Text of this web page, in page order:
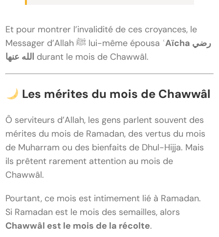
Et pour montrer l’invalidité de ces croyances, le
Messager d’Allah ﷺ lui-même épousa ʿAïcha رضي
الله عنها durant le mois de Chawwâl.
Les mérites du mois de Chawwâl
Ô serviteurs d’Allah, les gens parlent souvent des
mérites du mois de Ramadan, des vertus du mois
de Muharram ou des bienfaits de Dhul-Hijja. Mais
ils prêtent rarement attention au mois de
Chawwâl.
Pourtant, ce mois est intimement lié à Ramadan.
Si Ramadan est le mois des semailles, alors
Chawwâl est le mois de la récolte.